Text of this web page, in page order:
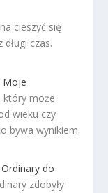
cieszyć się
czas.
Moje
który może
wieku czy
bywa wynikiem
do
zdobyły